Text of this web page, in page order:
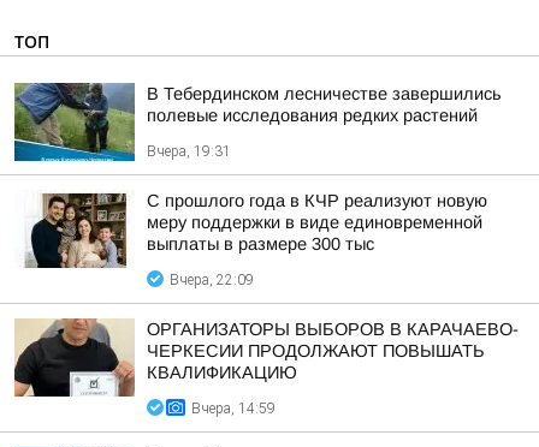
ТОП
В Тебердинском лесничестве завершились
полевые исследования редких растений
Вчера, 19:31
С прошлого года в КЧР реализуют новую
меру поддержки в виде единовременной
выплаты в размере 300 тыс
Вчера, 22:09
ОРГАНИЗАТОРЫ ВЫБОРОВ В КАРАЧАЕВО-
ЧЕРКЕСИИ ПРОДОЛЖАЮТ ПОВЫШАТЬ
КВАЛИФИКАЦИЮ
Вчера, 14:59